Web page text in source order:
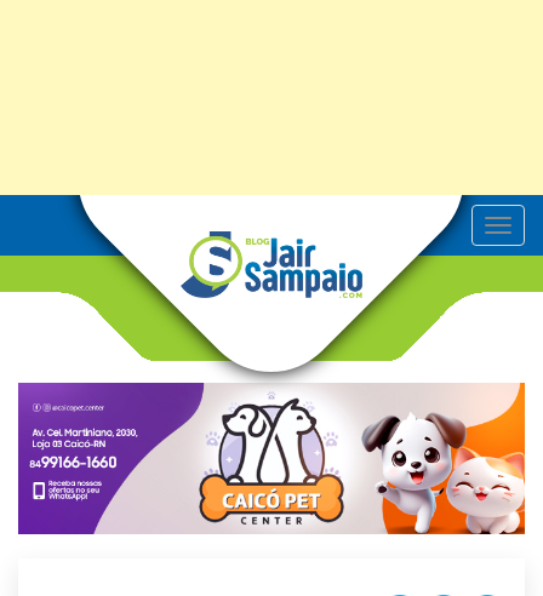
T
o
v
g
t
i
o
n